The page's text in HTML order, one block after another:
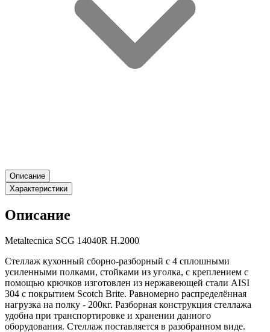
Описание
Характеристики
Описание
Metaltecnica SCG 14040R H.2000
Стеллаж кухонный сборно-разборный с 4 сплошными
усиленными полками, стойками из уголка, с креплением с
помощью крючков изготовлен из нержавеющей стали AISI
304 с покрытием Scotch Brite. Равномерно распределённая
нагрузка на полку - 200кг. Разборная конструкция стеллажа
удобна при транспортировке и хранении данного
оборудования. Стеллаж поставляется в разобранном виде.